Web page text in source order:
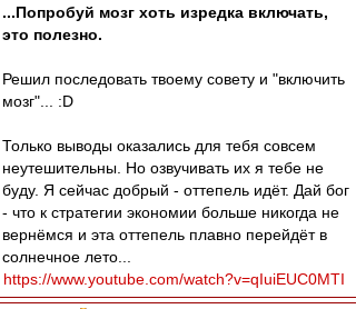
...Попробуй мозг хоть изредка включать,
это полезно.
Решил последовать твоему совету и "включить
мозг"... :D
Только выводы оказались для тебя совсем
неутешительны. Но озвучивать их я тебе не
буду. Я сейчас добрый - оттепель идёт. Дай бог
- что к стратегии экономии больше никогда не
вернёмся и эта оттепель плавно перейдёт в
солнечное лето...
https://www.youtube.com/watch?v=qIuiEUC0MTI